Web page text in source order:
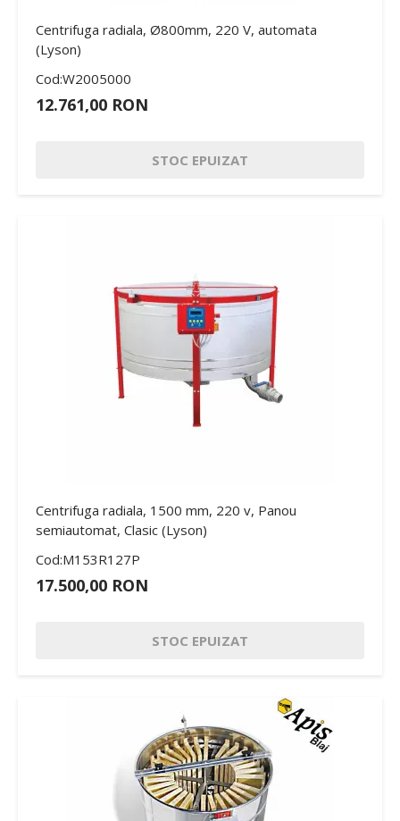
Centrifuga radiala, Ø800mm, 220 V, automata
(Lyson)
Cod:W2005000
12.761,00 RON
STOC EPUIZAT
Centrifuga radiala, 1500 mm, 220 v, Panou
semiautomat, Clasic (Lyson)
Cod:M153R127P
17.500,00 RON
STOC EPUIZAT